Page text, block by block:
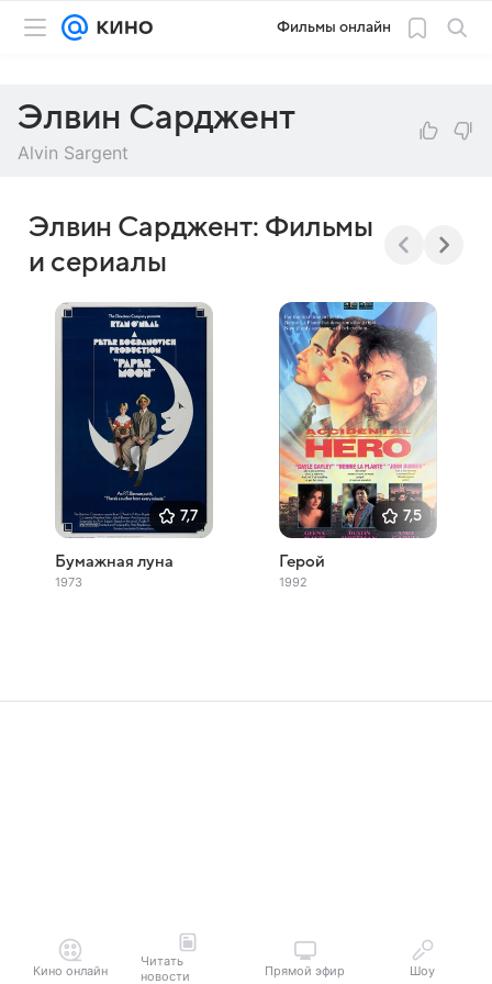
Фильмы онлайн
Элвин Сарджент
Alvin Sargent
Элвин Сарджент: Фильмы
и сериалы
7,7
Бумажная луна
1973
7,5
Герой
1992
Кино онлайн
Читать
новости
Прямой эфир Шоу